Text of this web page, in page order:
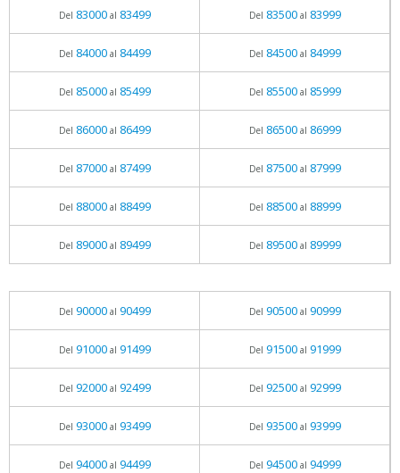
Del 83000al 83499 Del 83500al 83999
Del 84000al 84499 Del 84500al 84999
Del 85000al 85499 Del 85500al 85999
Del 86000al 86499 Del 86500al 86999
Del 87000al 87499 Del 87500al 87999
Del 88000al 88499 Del 88500al 88999
Del 89000al 89499 Del 89500al 89999
Del 90000al 90499 Del 90500al 90999
Del 91000al 91499 Del 91500al 91999
Del 92000al 92499 Del 92500al 92999
Del 93000al 93499 Del 93500al 93999
Del 94000al 94499 Del 94500al 94999